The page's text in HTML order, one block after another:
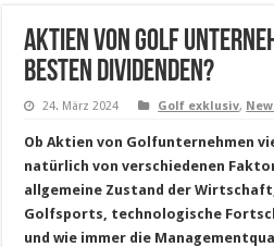
Aktien von Golf
besten Dividenden?
24. März 2024 Golf exklusiv,
Ob Aktien von Golfunternehmen
natürlich von verschiedenen
allgemeine Zustand der
Golfsports, technologische
und wie immer die